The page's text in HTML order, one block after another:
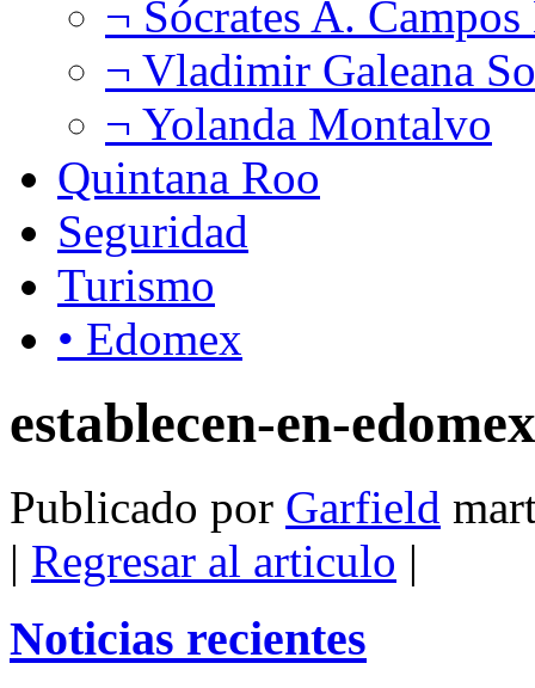
¬ Sócrates A.
¬ Vladimir Galeana
¬ Yolanda Montalvo
Quintana Roo
Seguridad
Turismo
• Edomex
establecen-en-
Publicado por Garfield
| Regresar al articulo |
Noticias recientes